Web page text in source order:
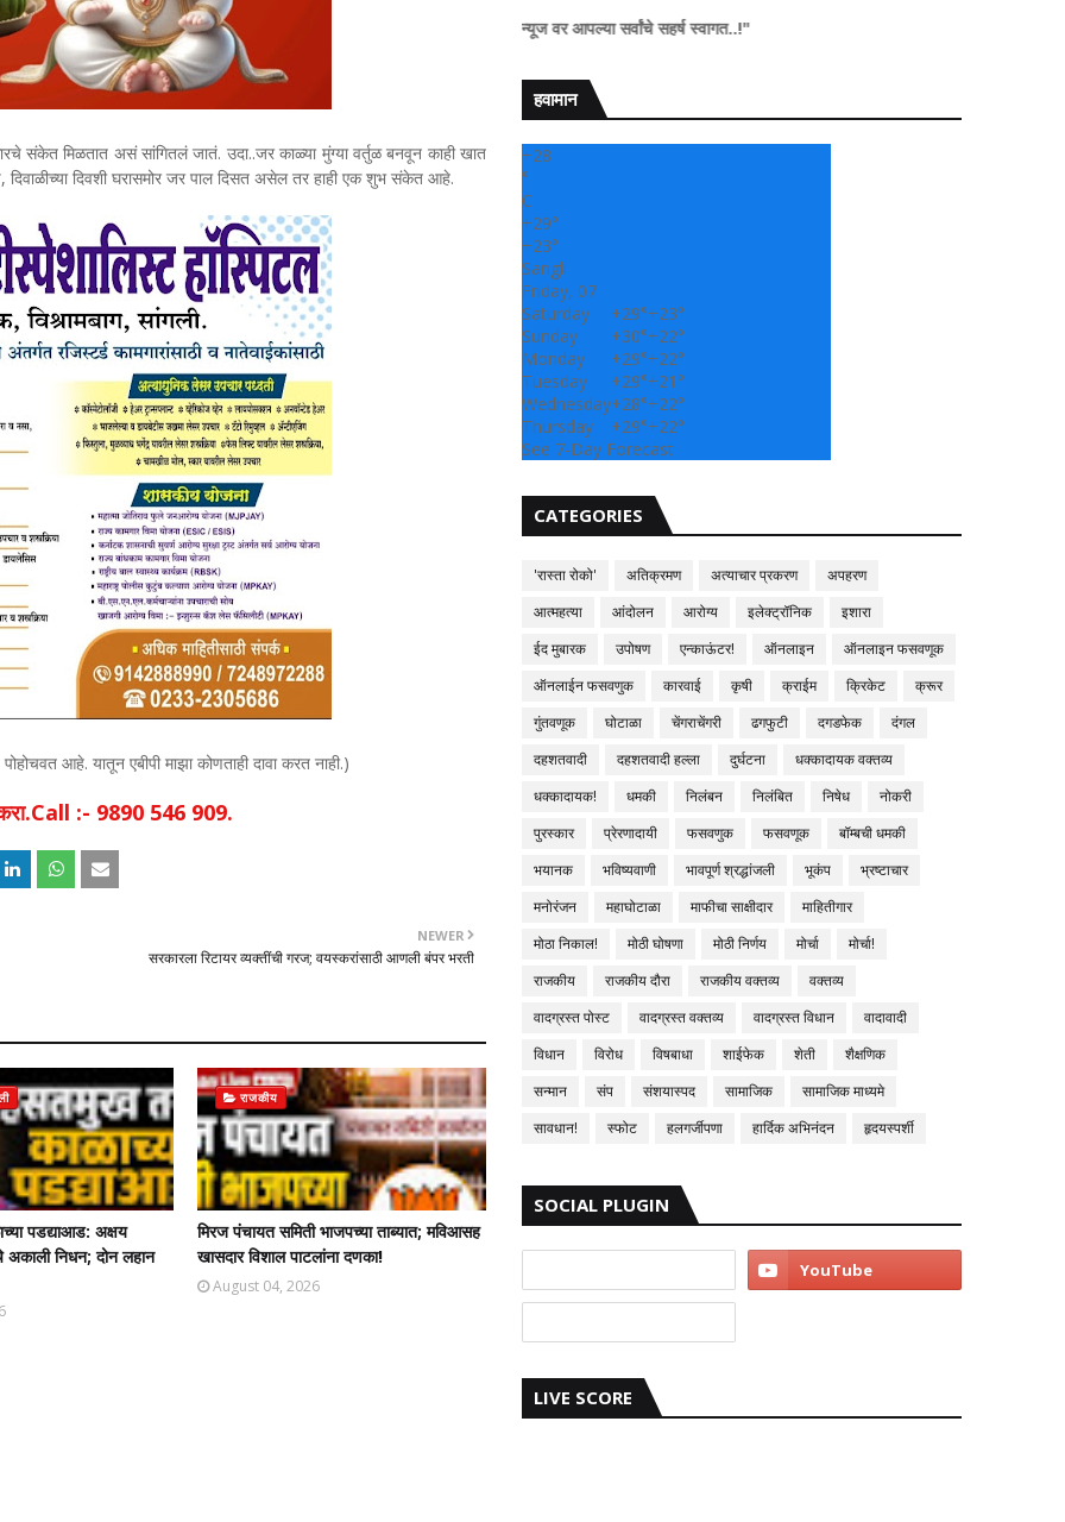
संकेत मिळतात असं सांगितलं जातं. उदा..जर काळ्या मुंग्या वर्तुळ बनवून काही खात
दिवशी घरासमोर जर पाल दिसत असेल तर हाही एक शुभ संकेत आहे.
आहे. यातून एबीपी माझा कोणताही दावा करत नाही.)
करा.Call :- 9890 546 909.
NEWER
सरकारला रिटायर व्यक्तींची गरज; वयस्करांसाठी आणली बंपर भरती
पडद्याआड: अक्षय
अकाली निधन; दोन लहान
राजकीय
मिरज पंचायत समिती भाजपच्या ताब्यात; मविआसह
खासदार विशाल पाटलांना दणका!
August 04, 2026
" सांगली दर्पण न्यूज वर आपल्या सर्वांचे सहर्ष स्वागत..!"
हवामान
+28
°
C
+29°
+23°
Sangli
Friday, 07
Saturday
+29°+23°
Sunday
+30°+22°
Monday
+29°+22°
Tuesday
+29°+21°
Wednesday+28°+22°
Thursday
+29°+22°
See 7-Day Forecast
CATEGORIES
'रास्ता रोको' अतिक्रमण अत्याचार प्रकरण
अपहरण
आत्महत्या
आंदोलन आरोग्य इलेक्ट्रॉनिक
इशारा
ईद मुबारक
उपोषण एन्काऊंटर! ऑनलाइन
ऑनलाइन फसवणूक
ऑनलाईन फसवणुक
कारवाई कृषी क्राईम क्रिकेट
क्रूर
गुंतवणूक
घोटाळा चेंगराचेंगरी ढगफुटी दगडफेक
दंगल
दहशतवादी
दहशतवादी हल्ला दुर्घटना
धक्कादायक वक्तव्य
धक्कादायक!
धमकी निलंबन निलंबित निषेध
नोकरी
पुरस्कार
प्रेरणादायी फसवणुक फसवणूक
बॉम्बची धमकी
भयानक
भविष्यवाणी भावपूर्ण श्रद्धांजली भूकंप
भ्रष्टाचार
मनोरंजन
महाघोटाळा माफीचा साक्षीदार
माहितीगार
मोठा निकाल!
मोठी घोषणा मोठी निर्णय मोर्चा
मोर्चा!
राजकीय
राजकीय दौरा राजकीय वक्तव्य
वक्तव्य
वादग्रस्त पोस्ट
वादग्रस्त वक्तव्य वादग्रस्त विधान
वादावादी
विधान
विरोध विषबाधा शाईफेक शेती
शैक्षणिक
सन्मान
संप संशयास्पद सामाजिक
सामाजिक माध्यमे
सावधान!
स्फोट हलगर्जीपणा हार्दिक अभिनंदन हृदयस्पर्शी
SOCIAL PLUGIN
LIVE SCORE